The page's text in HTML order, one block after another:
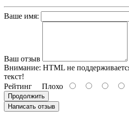
Ваше имя:
Ваш отзыв
Внимание: HTML не
текст!
Рейтинг Плохо
Продолжить
Написать отзыв